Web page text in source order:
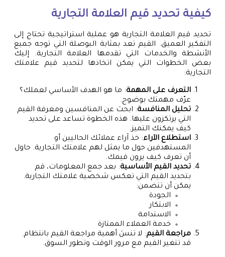
كيفية تحديد قيم العلامة التجارية
تحديد قيم العلامة التجارية هو عملية استراتيجية تحتاج إلى
التفكير العميق. القيم تعد بمثابة البوصلة التي توجه جميع
الأنشطة والخدمات التي تقدمها العلامة التجارية. إليك
بعض الخطوات التي يمكن اتخاذها لتحديد قيم علامتك
التجارية:
التعرف على المهمة: ما هو الهدف الأساسي لعملك؟
عرّف مهمتك بوضوح.
تحليل المنافسة: ابحث عن المنافسين ومعرفة القيم
التي يرتكزون عليها. هذه الخطوة تساعد على تحديد
كيف يمكنك التميز.
استطلاع الآراء: خذ آراء عملائك الحاليين أو
المستهدفين حول ما يمثل لهم علامتك التجارية. حاول
أن تعرف كيف يرون قيمك.
تحديد القيم الأساسية: بعد جمع المعلومات، قم
بتحديد القيم التي تعكس شخصية علامتك التجارية.
يمكن أن تتضمن:
الجودة
الابتكار
الاستدامة
خدمة العملاء الممتازة
مراجعة القيم: لا تنسَ أهمية مراجعة القيم بانتظام.
قد تتغير القيم مع مرور الوقت وتطور السوق.